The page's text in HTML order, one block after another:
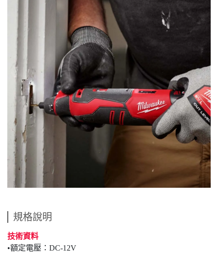
規格說明
技術資料
•額定電壓：DC-12V